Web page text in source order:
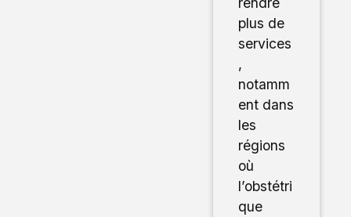
plus de
services
,
notamm
ent dans
les
régions
où
l’obstétri
que